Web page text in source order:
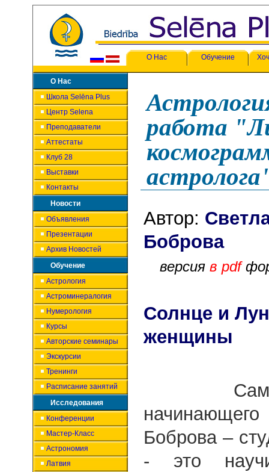
О Нас Обучение
О Нас
Школа Selēna Plus
Центр Selena
Преподаватели
Аттестаты
Клуб 28
Выставки
Контакты
Новости
Объявления
Презентации
Архив Новостей
Обучение
Астрология
Астроминералогия
Нумерология
Курсы
Авторские семинары
Экскурсии
Тренинги
Расписание занятий
Исследования
Конференции
Мастер-Класс
Астрономия
Латвия
работа
Автор:
версия в pdf
Солнце и
женщины
Самое
Боброва –
- это